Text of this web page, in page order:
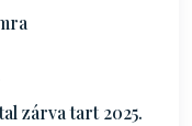
zárva tart 2025.